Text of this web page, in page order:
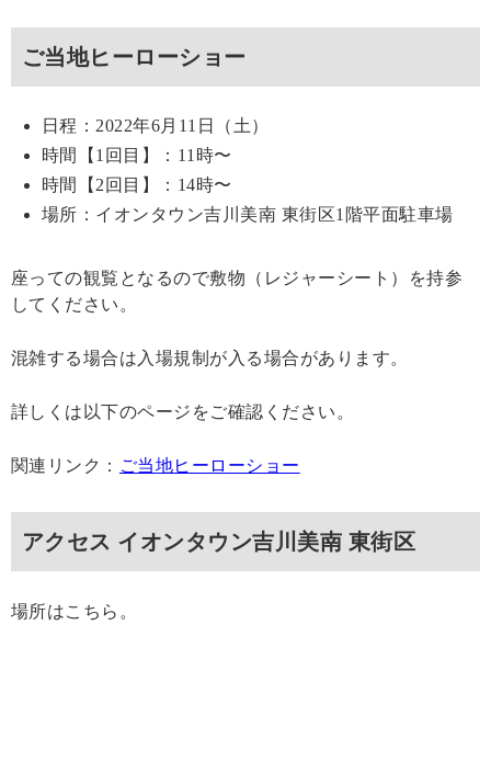
ご当地ヒーローショー
日程：2022年6月11日（土）
時間【1回目】：11時〜
時間【2回目】：14時〜
場所：イオンタウン吉川美南 東街区1階平面駐車場
座っての観覧となるので敷物（レジャーシート）を持参
してください。
混雑する場合は入場規制が入る場合があります。
詳しくは以下のページをご確認ください。
関連リンク： ご当地ヒーローショー
アクセス イオンタウン吉川美南 東街区
場所はこちら。